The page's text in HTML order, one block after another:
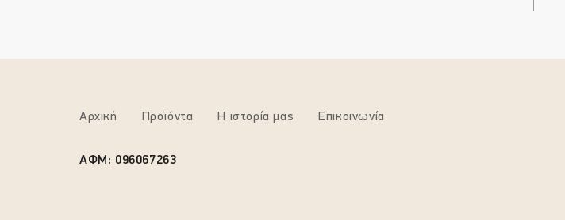
Αρχική Προϊόντα Η ιστορία μας Επικοινωνία
ΑΦΜ: 096067263